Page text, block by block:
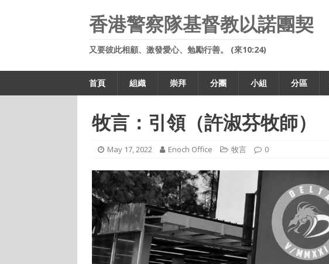
香港警察隊基督教以諾團契
又要彼此相顧、激發愛心、勉勵行善。 (來10:24)
首頁 組織 崇拜 分團 小組 分區
牧言：引領（許淑芬牧師）
May 17, 2022 Enoch Office 牧言 0